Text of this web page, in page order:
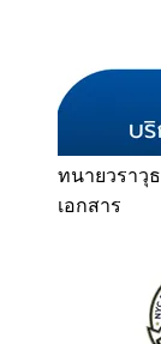
ทนายวราวุธ
เอกสาร